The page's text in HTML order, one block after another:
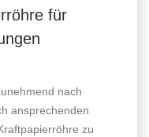
für
nach
ansprechenden
zu